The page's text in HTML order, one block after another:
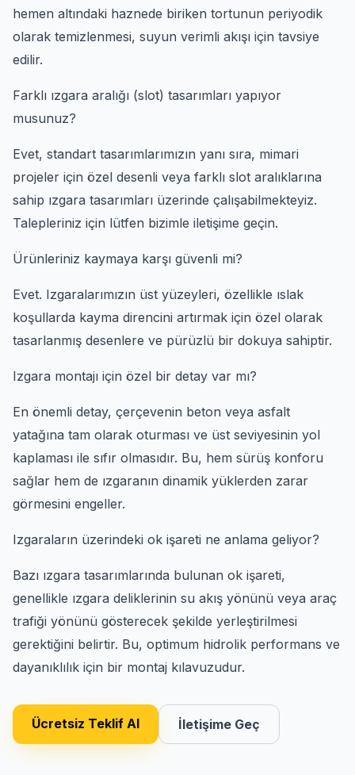
hemen altındaki haznede biriken tortunun periyodik
olarak temizlenmesi, suyun verimli akışı için tavsiye
edilir.
Farklı ızgara aralığı (slot) tasarımları yapıyor
musunuz?
Evet, standart tasarımlarımızın yanı sıra, mimari
projeler için özel desenli veya farklı slot aralıklarına
sahip ızgara tasarımları üzerinde çalışabilmekteyiz.
Talepleriniz için lütfen bizimle iletişime geçin.
Ürünleriniz kaymaya karşı güvenli mi?
Evet. Izgaralarımızın üst yüzeyleri, özellikle ıslak
koşullarda kayma direncini artırmak için özel olarak
tasarlanmış desenlere ve pürüzlü bir dokuya sahiptir.
Izgara montajı için özel bir detay var mı?
En önemli detay, çerçevenin beton veya asfalt
yatağına tam olarak oturması ve üst seviyesinin yol
kaplaması ile sıfır olmasıdır. Bu, hem sürüş konforu
sağlar hem de ızgaranın dinamik yüklerden zarar
görmesini engeller.
Izgaraların üzerindeki ok işareti ne anlama geliyor?
Bazı ızgara tasarımlarında bulunan ok işareti,
genellikle ızgara deliklerinin su akış yönünü veya araç
trafiği yönünü gösterecek şekilde yerleştirilmesi
gerektiğini belirtir. Bu, optimum hidrolik performans ve
dayanıklılık için bir montaj kılavuzudur.
Ücretsiz Teklif Al İletişime Geç